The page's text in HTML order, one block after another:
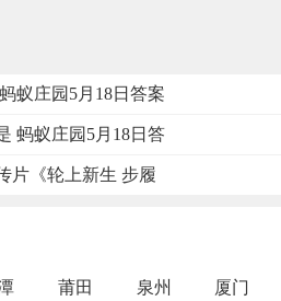
蚁庄园5月18日答案
蚂蚁庄园5月18日答
片《轮上新生 步履
莆田 泉州 厦门